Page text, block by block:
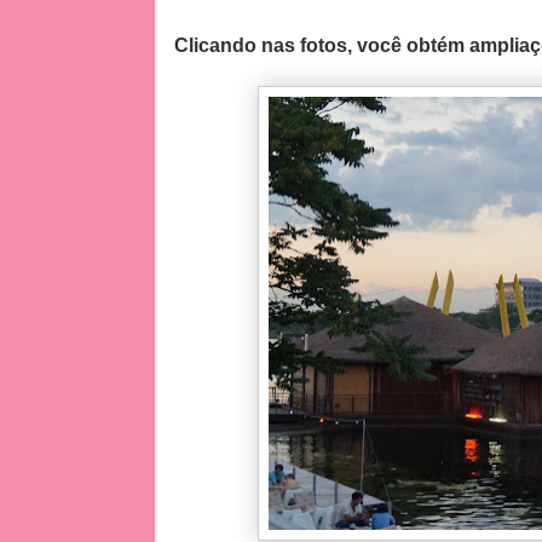
Clicando nas fotos, você obtém